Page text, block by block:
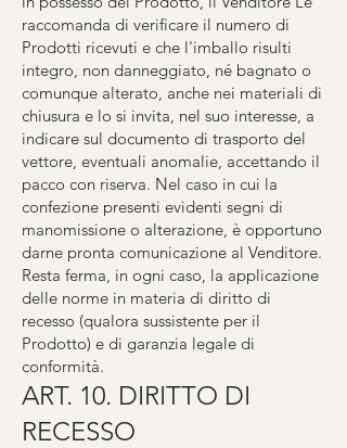
raccomanda di verificare il numero di
Prodotti ricevuti e che l'imballo risulti
integro, non danneggiato, né bagnato o
comunque alterato, anche nei materiali di
chiusura e lo si invita, nel suo interesse, a
indicare sul documento di trasporto del
vettore, eventuali anomalie, accettando il
pacco con riserva. Nel caso in cui la
confezione presenti evidenti segni di
manomissione o alterazione, è opportuno
darne pronta comunicazione al Venditore.
Resta ferma, in ogni caso, la applicazione
delle norme in materia di diritto di
recesso (qualora sussistente per il
Prodotto) e di garanzia legale di
conformità.
ART. 10. DIRITTO DI
RECESSO